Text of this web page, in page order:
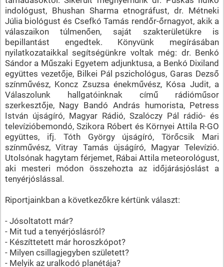
indológust, Bhushan Sharma etnográfust, dr. Métneki
Júlia biológust és Csefkó Tamás rendőr-őrnagyot, akik a
válaszaikon túlmenően, saját szakterületükre is
bepillantást engedtek. Könyvünk megírásában
nyilatkozataikkal segítségünkre voltak még: dr. Benkó
Sándor a Műszaki Egyetem adjunktusa, a Benkó Dixiland
együttes vezetője, Bilkei Pál pszichológus, Garas Dezső
színművész, Koncz Zsuzsa énekművész, Kósa Judit, a
Válaszolunk hallgatóinknak című rádióműsor
szerkesztője, Nagy Bandó András humorista, Petress
István újságíró, Magyar Rádió, Szalóczy Pál rádió- és
televízióbemondó, Szikora Róbert és Környei Attila R-GO
együttes, ifj. Tóth György újságíró, Törőcsik Mari
színművész, Vitray Tamás újságíró, Magyar Televízió.
Utolsónak hagytam férjemet, Rábai Attila meteorológust,
aki mesteri módon összehozta az időjárásjóslást a
tenyérjóslással.
Riportjainkban a következőkre kértünk választ:
- Jósoltatott már?
- Mit tud a tenyérjóslásról?
- Készíttetett már horoszkópot?
- Milyen csillagjegyben született?
- Melyik az uralkodó planétája?